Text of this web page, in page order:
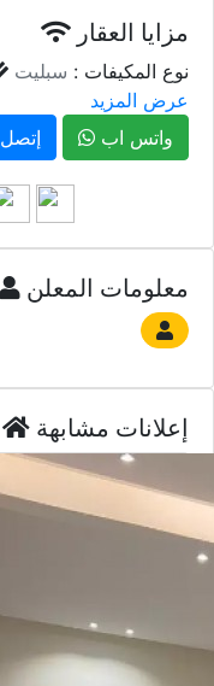
مزايا العقار
نوع المكيفات : سبليت
عرض المزيد
إتصل
واتس اب
معلومات المعلن
إعلانات مشابهة